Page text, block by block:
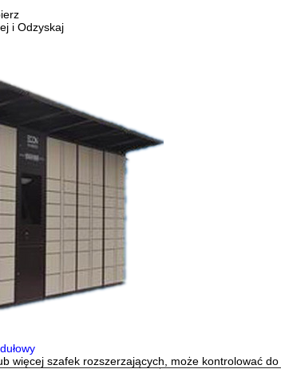
i Odzyskaj
więcej szafek rozszerzających, może kontrolować do